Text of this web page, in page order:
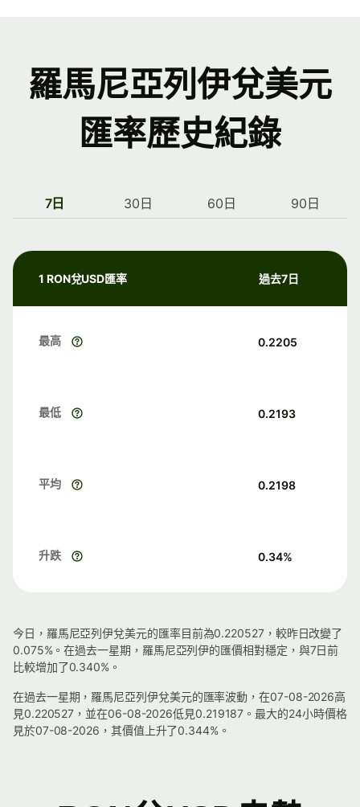
羅馬尼亞列伊兌美元
匯率歷史紀錄
7日 30日 60日 90日
1 RON兌USD匯率 過去7日
最高 0.2205
最低 0.2193
平均 0.2198
升跌 0.34%
今日，羅馬尼亞列伊兌美元的匯率目前為0.220527，較昨日改變了
0.075%。在過去一星期，羅馬尼亞列伊的匯價相對穩定，與7日前
比較增加了0.340%。
在過去一星期，羅馬尼亞列伊兌美元的匯率波動，在07-08-2026高
見0.220527，並在06-08-2026低見0.219187。最大的24小時價格
見於07-08-2026，其價值上升了0.344%。